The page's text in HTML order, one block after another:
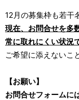
12月の募集枠も若干
現在、お問合せを多
常に取れにくい状況
ご希望に添えないこ
【お願い】
お問合せフォームに